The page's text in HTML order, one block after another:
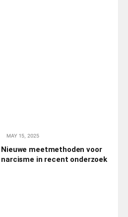
MAY 15, 2025
Nieuwe meetmethoden voor
narcisme in recent onderzoek